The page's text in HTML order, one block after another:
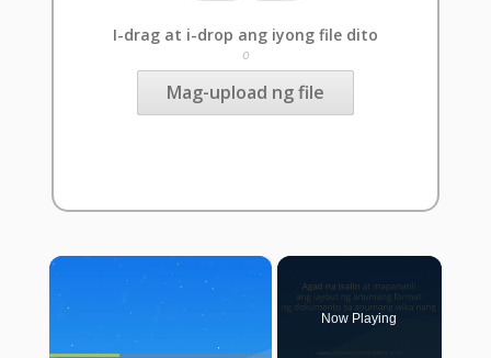
I-drag at i-drop ang iyong file dito
o
Mag-upload ng file
×
Now Playing